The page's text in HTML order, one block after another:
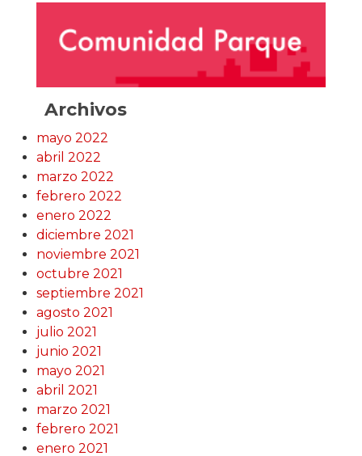
Archivos
mayo 2022
abril 2022
marzo 2022
febrero 2022
enero 2022
diciembre 2021
noviembre 2021
octubre 2021
septiembre 2021
agosto 2021
julio 2021
junio 2021
mayo 2021
abril 2021
marzo 2021
febrero 2021
enero 2021